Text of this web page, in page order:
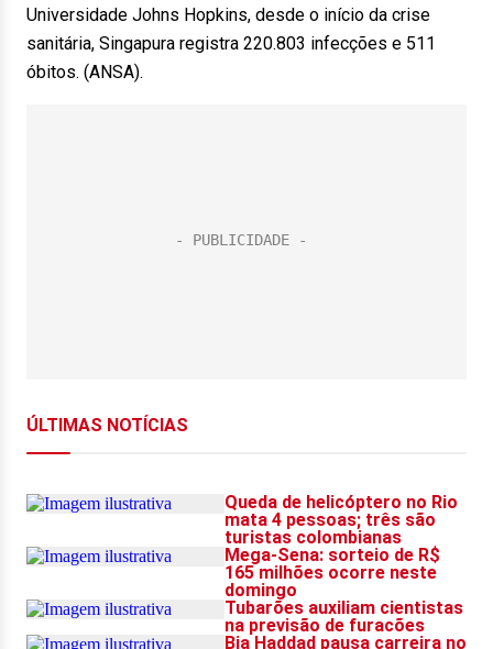
Universidade Johns Hopkins, desde o início da crise
sanitária, Singapura registra 220.803 infecções e 511
óbitos. (ANSA).